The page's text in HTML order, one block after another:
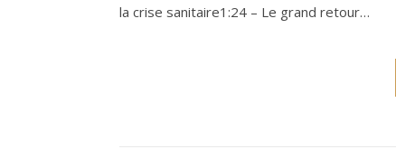
la crise sanitaire1:24 – Le grand retour…